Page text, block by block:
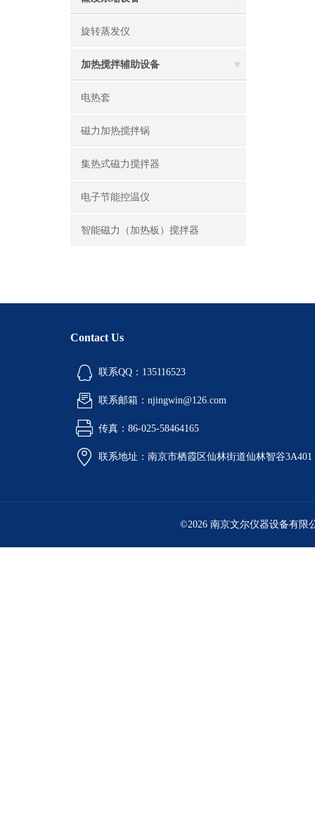
旋转蒸发仪
加热搅拌辅助设备
电热套
磁力加热搅拌锅
集热式磁力搅拌器
电子节能控温仪
智能磁力（加热板）搅拌器
Contact Us
联系QQ：135116523
联系邮箱：njingwin@126.com
传真：86-025-58464165
联系地址：南京市栖霞区仙林街道仙林智谷3A401
©2026 南京文尔仪器设备有限